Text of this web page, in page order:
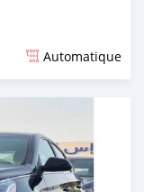
Automatique